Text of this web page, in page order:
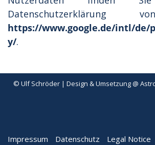
Datenschutzerklärung
https://www.google.de/intl/de/
y/.
© Ulf Schröder | Design & Umsetzung @
Impressum Datenschutz Legal Notice